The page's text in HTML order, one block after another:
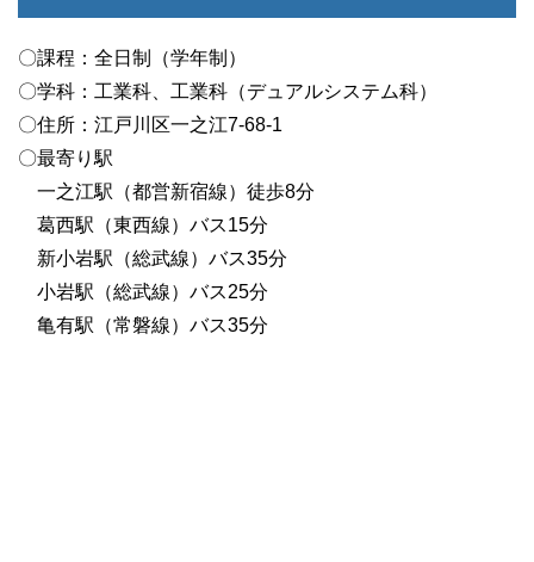
〇課程：全日制（学年制）
〇学科：工業科、工業科（デュアルシステム科）
〇住所：江戸川区一之江7-68-1
〇最寄り駅
一之江駅（都営新宿線）徒歩8分
葛西駅（東西線）バス15分
新小岩駅（総武線）バス35分
小岩駅（総武線）バス25分
亀有駅（常磐線）バス35分